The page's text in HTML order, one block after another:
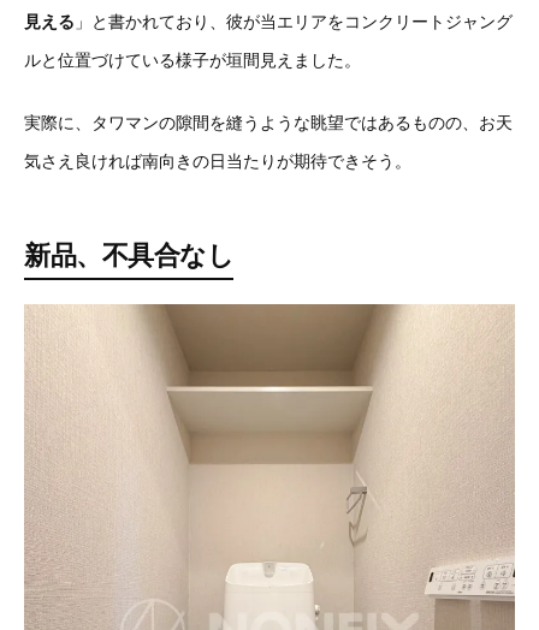
見える 」と書かれており、彼が当エリアをコンクリートジャング
ルと位置づけている様子が垣間見えました。
実際に、タワマンの隙間を縫うような眺望ではあるものの、お天
気さえ良ければ南向きの日当たりが期待できそう。
新品、不具合なし